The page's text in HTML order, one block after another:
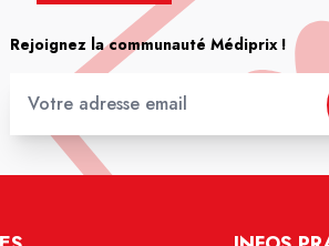
Rejoignez la communauté Médiprix !